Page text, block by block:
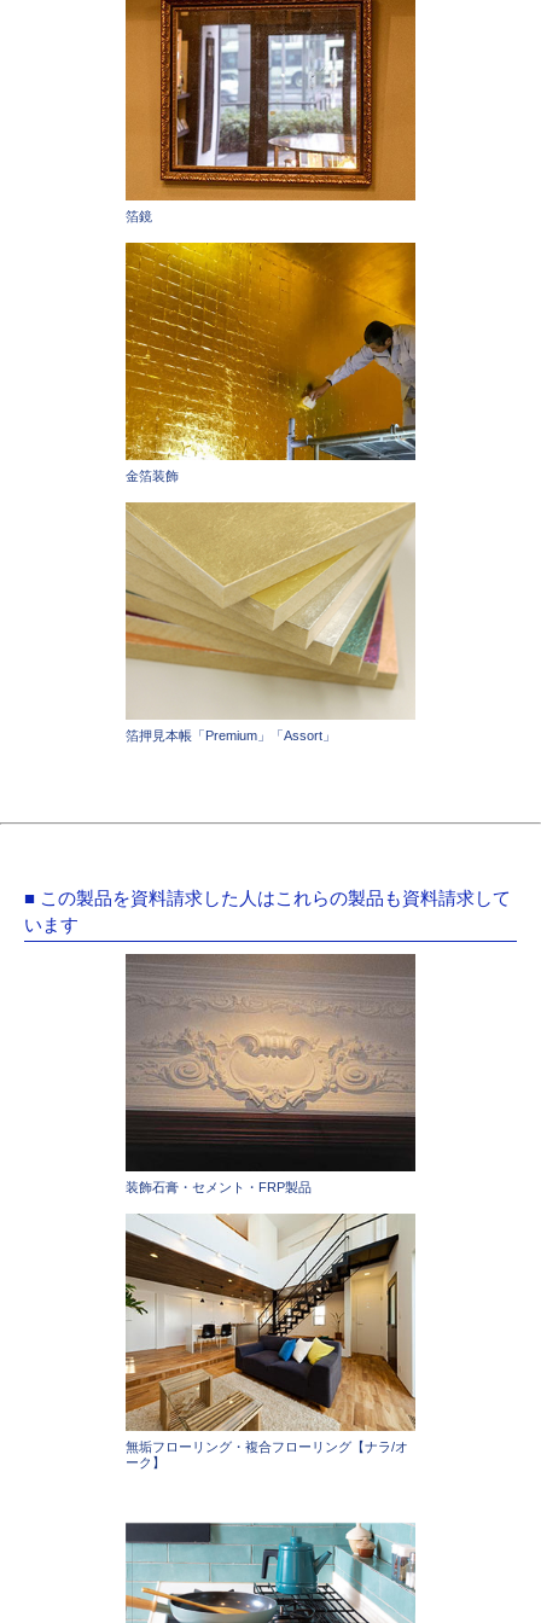
箔鏡
金箔装飾
箔押見本帳「Premium」「Assort」
■ この製品を資料請求した人はこれらの製品も資料請求して
います
装飾石膏・セメント・FRP製品
無垢フローリング・複合フローリング【ナラ/オ
ーク】